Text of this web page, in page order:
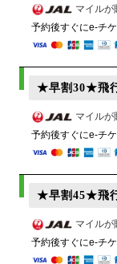
マイルが
予約後すぐにe-チ
★早割30★飛
マイルが
予約後すぐにe-チ
★早割45★飛
マイルが
予約後すぐにe-チ